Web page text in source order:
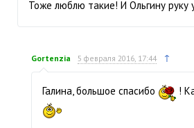
Тоже люблю такие! И Ольгину руку
Gortenzia 5 февраля 2016, 17:44 ↑
Галина, большое спасибо !